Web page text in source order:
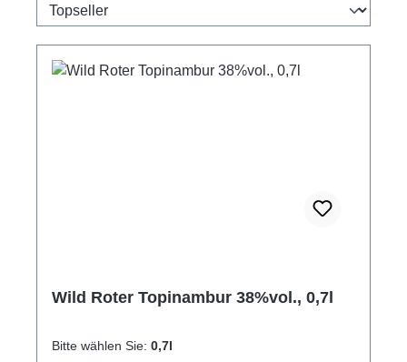
Wild Roter Topinambur 38%vol., 0,7l
Bitte wählen Sie: 0,7l